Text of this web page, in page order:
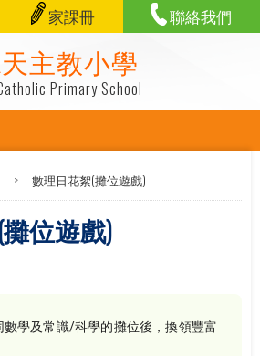
主教小學
Primary School
家課冊 聯絡我們
> 數理日花絮(攤位遊戲)
位遊戲)
學及常識/科學的攤位後，換領豐富